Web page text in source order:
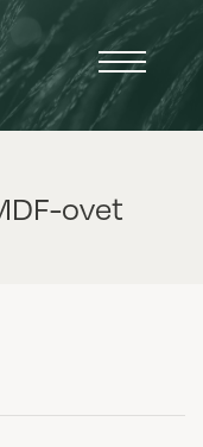
ovet